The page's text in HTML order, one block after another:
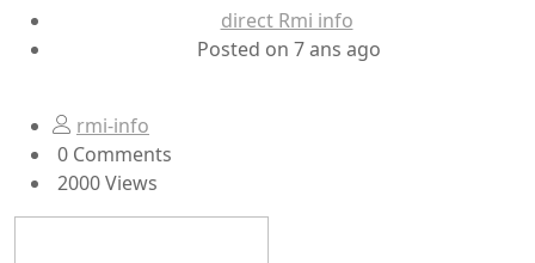
direct Rmi info
Posted on 7 ans ago
rmi-info
0 Comments
2000 Views